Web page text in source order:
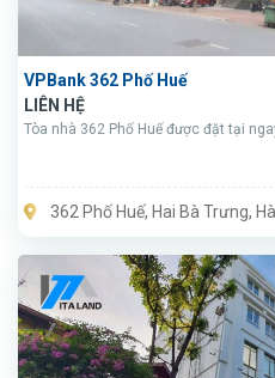
VPBank 362 Phố Huế
LIÊN HỆ
Tòa nhà 362 Phố Huế được đặt tại
362 Phố Huế, Hai Bà Trưng,